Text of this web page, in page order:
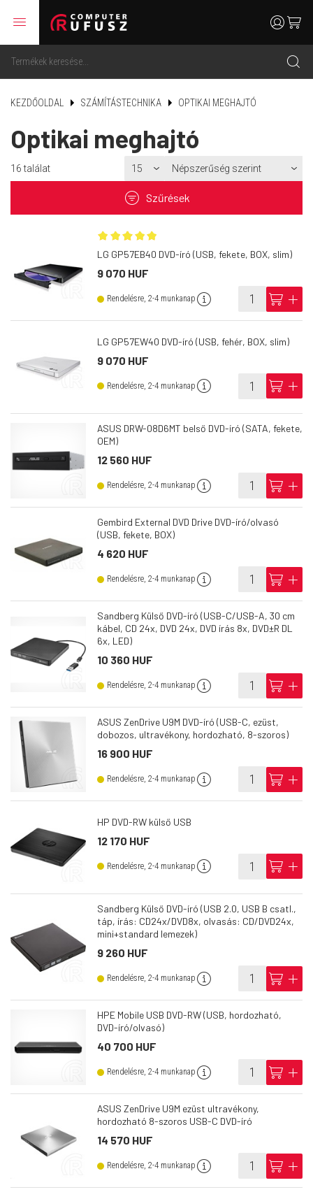
menu
search
usercart
KEZDŐOLDAL SZÁMÍTÁSTECHNIKA OPTIKAI MEGHAJTÓ
Optikai meghajtó
16 találat
filter Szűrések
LG GP57EB40 DVD-író (USB, fekete, BOX, slim)
9 070 HUF
Rendelésre, 2-4 munkanap info cart add
LG GP57EW40 DVD-író (USB, fehér, BOX, slim)
9 070 HUF
Rendelésre, 2-4 munkanap info cart add
ASUS DRW-08D6MT belső DVD-író (SATA, fekete,
OEM)
12 560 HUF
Rendelésre, 2-4 munkanap info cart add
Gembird External DVD Drive DVD-író/olvasó
(USB, fekete, BOX)
4 620 HUF
Rendelésre, 2-4 munkanap info cart add
Sandberg Külső DVD-író (USB-C/USB-A, 30 cm
kábel, CD 24x, DVD 24x, DVD írás 8x, DVD±R DL
6x, LED)
10 360 HUF
Rendelésre, 2-4 munkanap info cart add
ASUS ZenDrive U9M DVD-író (USB-C, ezüst,
dobozos, ultravékony, hordozható, 8-szoros)
16 900 HUF
Rendelésre, 2-4 munkanap info cart add
HP DVD-RW külső USB
12 170 HUF
Rendelésre, 2-4 munkanap info cart add
Sandberg Külső DVD-író (USB 2.0, USB B csatl.,
táp, írás: CD24x/DVD8x, olvasás: CD/DVD24x,
mini+standard lemezek)
9 260 HUF
Rendelésre, 2-4 munkanap info cart add
HPE Mobile USB DVD-RW (USB, hordozható,
DVD-író/olvasó)
40 700 HUF
Rendelésre, 2-4 munkanap info cart add
ASUS ZenDrive U9M ezüst ultravékony,
hordozható 8-szoros USB-C DVD-író
14 570 HUF
Rendelésre, 2-4 munkanap info cart add